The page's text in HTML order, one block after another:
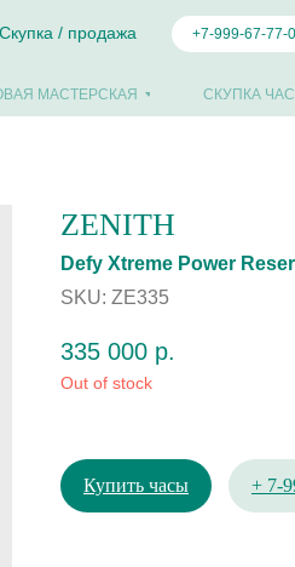
Скупка / продажа
МАСТЕРСКАЯ СКУПКА
+7-999-67-77-
ZENITH
Defy Xtreme Power
SKU: ZE335
335 000 р.
Out of stock
Купить часы + 7-